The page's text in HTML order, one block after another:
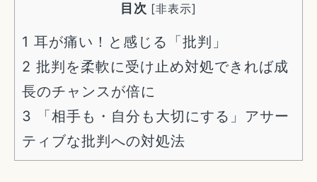
目次 [非表示]
1 耳が痛い！と感じる「批判」
2 批判を柔軟に受け止め対処できれば成
長のチャンスが倍に
3 「相手も・自分も大切にする」アサー
ティブな批判への対処法